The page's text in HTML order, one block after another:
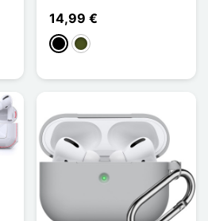
14,99 €
SchwarzVert Armée